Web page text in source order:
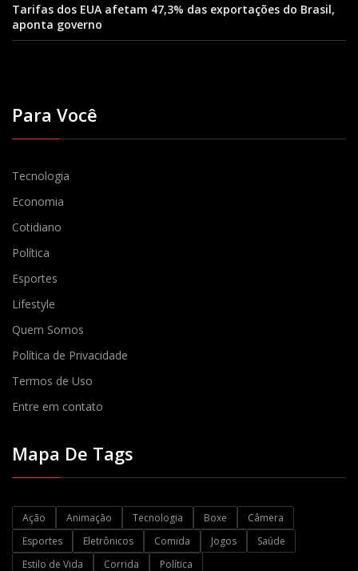
Tarifas dos EUA afetam 47,3% das exportações do Brasil,
aponta governo
Para Você
Tecnologia
Economia
Cotidiano
Política
Esportes
Lifestyle
Quem Somos
Política de Privacidade
Termos de Uso
Entre em contato
Mapa De Tags
Ação Animação Tecnologia Boxe
Câmera
Esportes
Eletrônicos Comida Jogos
Saúde
Estilo de Vida
Corrida Política